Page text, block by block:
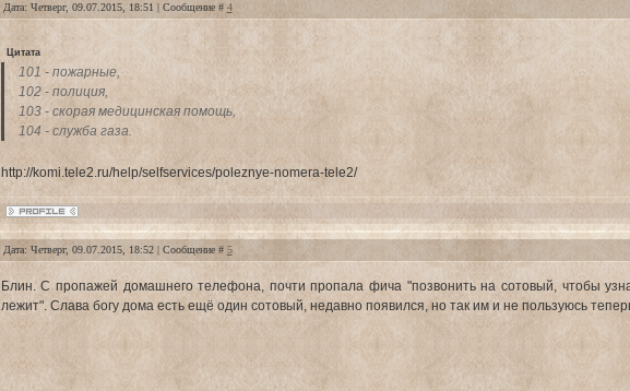
Дата: Четверг, 09.07.2015, 18:51 | Сообщение # 4
Цитата
101 - пожарные,
102 - полиция,
103 - скорая медицинская помощь,
104 - служба газа.
http://komi.tele2.ru/help/selfservices/poleznye-nomera-tele2/
Дата: Четверг, 09.07.2015, 18:52 | Сообщение # 5
Блин. С пропажей домашнего телефона, почти пропала фича "позвонить на сотовый, чтобы
лежит". Слава богу дома есть ещё один сотовый, недавно появился, но так им и не пользуюсь